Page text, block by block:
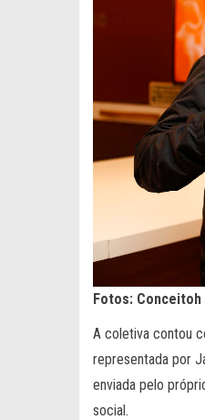
Fotos: Conceitoh
A coletiva contou
representada por
enviada pelo
social.